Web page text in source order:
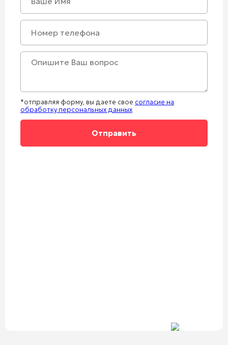
*отправляя форму, вы даете свое согласие на
обработку персональных данных